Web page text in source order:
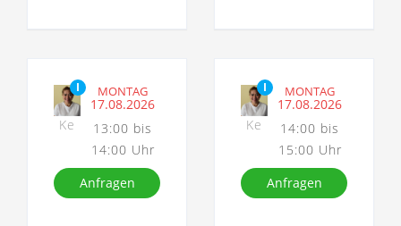
I
Ke
MONTAG
17.08.2026
13:00 bis
14:00 Uhr
Anfragen
I
Ke
MONTAG
17.08.2026
14:00 bis
15:00 Uhr
Anfragen